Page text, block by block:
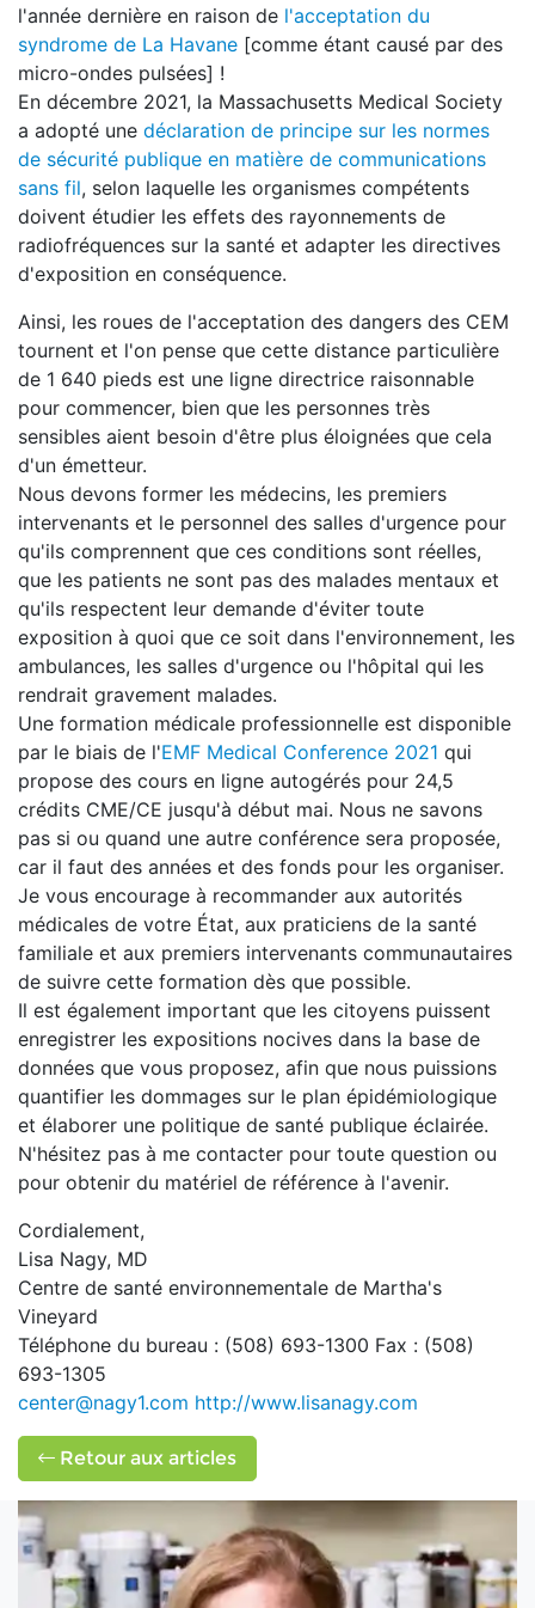
l'année dernière en raison de l'acceptation du
syndrome de La Havane [comme étant causé par des
micro-ondes pulsées] !
En décembre 2021, la Massachusetts Medical Society
a adopté une déclaration de principe sur les normes
de sécurité publique en matière de communications
sans fil, selon laquelle les organismes compétents
doivent étudier les effets des rayonnements de
radiofréquences sur la santé et adapter les directives
d'exposition en conséquence.
Ainsi, les roues de l'acceptation des dangers des CEM
tournent et l'on pense que cette distance particulière
de 1 640 pieds est une ligne directrice raisonnable
pour commencer, bien que les personnes très
sensibles aient besoin d'être plus éloignées que cela
d'un émetteur.
Nous devons former les médecins, les premiers
intervenants et le personnel des salles d'urgence pour
qu'ils comprennent que ces conditions sont réelles,
que les patients ne sont pas des malades mentaux et
qu'ils respectent leur demande d'éviter toute
exposition à quoi que ce soit dans l'environnement, les
ambulances, les salles d'urgence ou l'hôpital qui les
rendrait gravement malades.
Une formation médicale professionnelle est disponible
par le biais de l'EMF Medical Conference 2021 qui
propose des cours en ligne autogérés pour 24,5
crédits CME/CE jusqu'à début mai. Nous ne savons
pas si ou quand une autre conférence sera proposée,
car il faut des années et des fonds pour les organiser.
Je vous encourage à recommander aux autorités
médicales de votre État, aux praticiens de la santé
familiale et aux premiers intervenants communautaires
de suivre cette formation dès que possible.
Il est également important que les citoyens puissent
enregistrer les expositions nocives dans la base de
données que vous proposez, afin que nous puissions
quantifier les dommages sur le plan épidémiologique
et élaborer une politique de santé publique éclairée.
N'hésitez pas à me contacter pour toute question ou
pour obtenir du matériel de référence à l'avenir.
Cordialement,
Lisa Nagy, MD
Centre de santé environnementale de Martha's
Vineyard
Téléphone du bureau : (508) 693-1300 Fax : (508)
693-1305
center@nagy1.com http://www.lisanagy.com
Retour aux articles